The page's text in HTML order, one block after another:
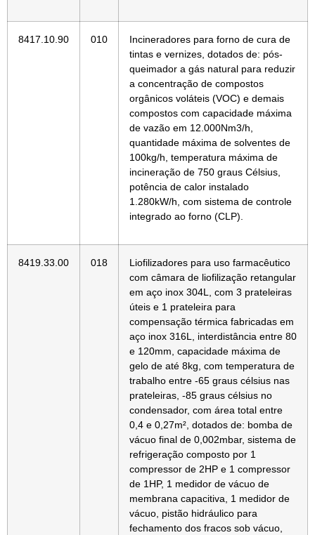
8417.10.90 010
Incineradores para forno de cura de
tintas e vernizes, dotados de: pós-
queimador a gás natural para reduzir
a concentração de compostos
orgânicos voláteis (VOC) e demais
compostos com capacidade máxima
de vazão em 12.000Nm3/h,
quantidade máxima de solventes de
100kg/h, temperatura máxima de
incineração de 750 graus Célsius,
potência de calor instalado
1.280kW/h, com sistema de controle
integrado ao forno (CLP).
8419.33.00 018
Liofilizadores para uso farmacêutico
com câmara de liofilização retangular
em aço inox 304L, com 3 prateleiras
úteis e 1 prateleira para
compensação térmica fabricadas em
aço inox 316L, interdistância entre 80
e 120mm, capacidade máxima de
gelo de até 8kg, com temperatura de
trabalho entre -65 graus célsius nas
prateleiras, -85 graus célsius no
condensador, com área total entre
0,4 e 0,27m², dotados de: bomba de
vácuo final de 0,002mbar, sistema de
refrigeração composto por 1
compressor de 2HP e 1 compressor
de 1HP, 1 medidor de vácuo de
membrana capacitiva, 1 medidor de
vácuo, pistão hidráulico para
fechamento dos fracos sob vácuo,